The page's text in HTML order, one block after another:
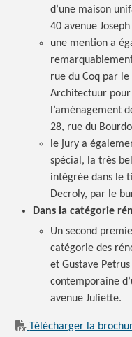
d’une maison
40 avenue
une mention a
rue du Coq par le
Architectuur
l’aménagement
28, rue du
le jury a
spécial, la très
intégrée dans le
Decroly, par le
Dans la catégorie
Un second
catégorie des
et Gustave
contemporaine
avenue Juliette.
Télécharger la